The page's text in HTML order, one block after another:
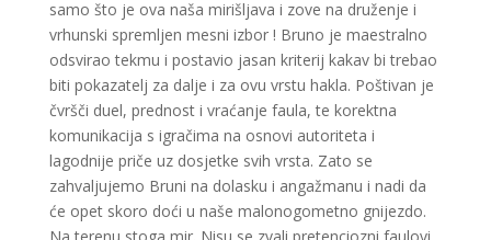
samo što je ova naša mirišljava i zove na druženje i
vrhunski spremljen mesni izbor ! Bruno je maestralno
odsvirao tekmu i postavio jasan kriterij kakav bi trebao
biti pokazatelj za dalje i za ovu vrstu hakla. Poštivan je
čvršči duel, prednost i vraćanje faula, te korektna
komunikacija s igračima na osnovi autoriteta i
lagodnije priče uz dosjetke svih vrsta. Zato se
zahvaljujemo Bruni na dolasku i angažmanu i nadi da
će opet skoro doći u naše malonogometno gnijezdo.